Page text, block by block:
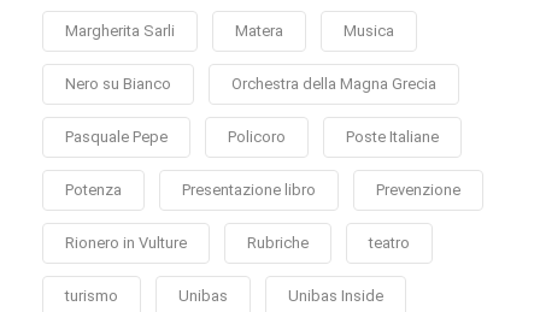
Margherita Sarli Matera Musica
Nero su Bianco Orchestra della Magna Grecia
Pasquale Pepe Policoro Poste Italiane
Potenza Presentazione libro Prevenzione
Rionero in Vulture Rubriche teatro
turismo Unibas Unibas Inside